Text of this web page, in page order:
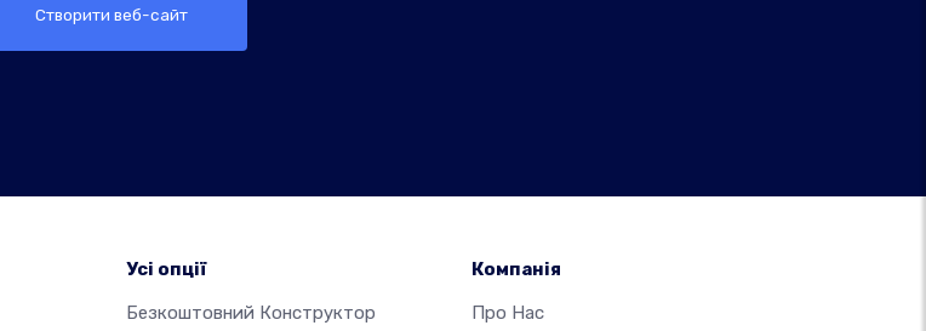
Створити веб-сайт
Усі опції
Безкоштовний Конструктор
Компанія
Про Нас